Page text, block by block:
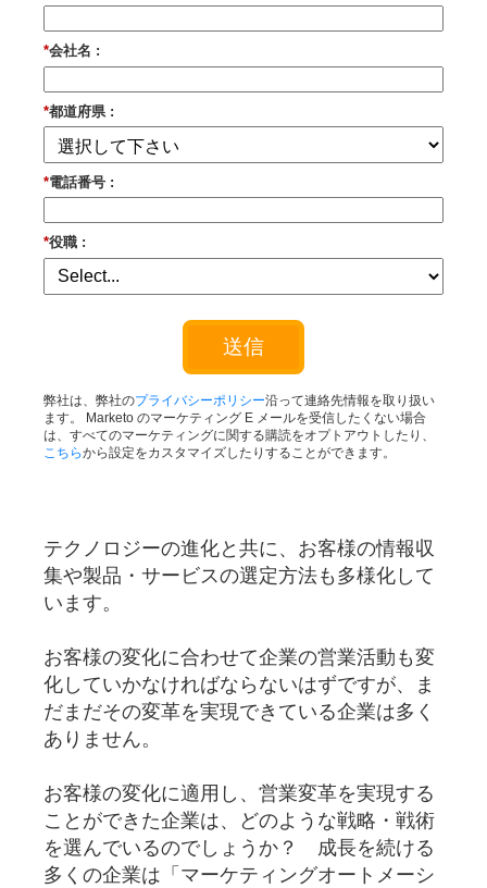
テクノロジーの進化と共に、お客様の情報収
集や製品・サービスの選定方法も多様化して
います。
お客様の変化に合わせて企業の営業活動も変
化していかなければならないはずですが、ま
だまだその変革を実現できている企業は多く
ありません。
お客様の変化に適用し、営業変革を実現する
ことができた企業は、どのような戦略・戦術
を選んでいるのでしょうか？ 成長を続ける
多くの企業は「マーケティングオートメーシ
*会社名 :
*都道府県 :
*電話番号 :
*役職 :
送信
弊社は、弊社のプライバシーポリシー沿って連絡先情報を取り扱い
ます。 Marketo のマーケティング E メールを受信したくない場合
は、すべてのマーケティングに関する購読をオプトアウトしたり、
こちらから設定をカスタマイズしたりすることができます。